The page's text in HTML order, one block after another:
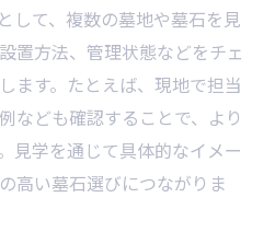
たい墓石選びのポイント
納得感ある話し合い術
墓石管理の相談方法
たい情報整理のコツ
管理の実践ポイント
して、複数の墓地や墓石を見
置方法、管理状態などをチェ
ます。たとえば、現地で担当
なども確認することで、より
見学を通じて具体的なイメー
高い墓石選びにつながりま